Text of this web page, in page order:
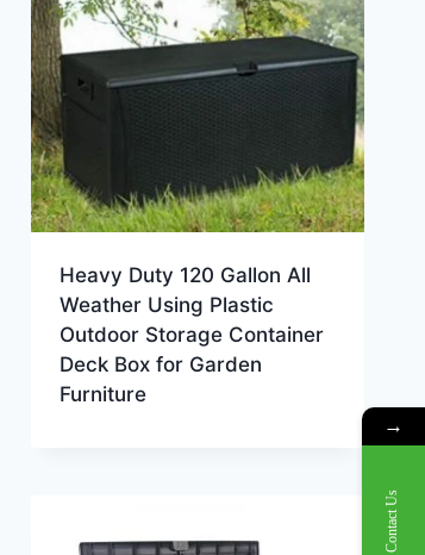
Heavy Duty 120 Gallon All
Weather Using Plastic
Outdoor Storage Container
Deck Box for Garden
Furniture
→
Contact Us